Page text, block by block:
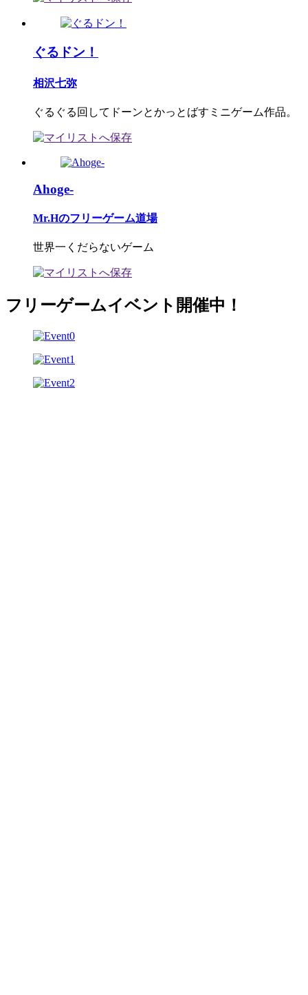
ぐるドン！
相沢七弥
ぐるぐる回してドーンとかっとばすミニゲーム作品。
Ahoge-
Mr.Hのフリーゲーム道場
世界一くだらないゲーム
フリーゲームイベント開催中！